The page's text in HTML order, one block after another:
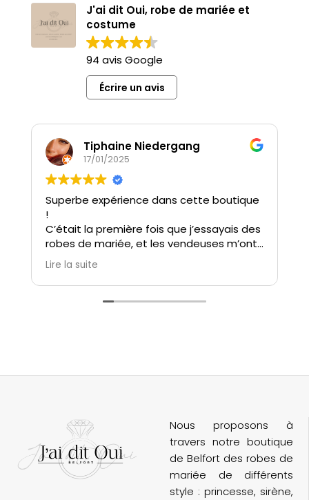
J'ai dit Oui, robe de mariée et
costume
94 avis Google
Écrire un avis
Tiphaine Niedergang
17/01/2025
Superbe expérience dans cette boutique
!
C’était la première fois que j’essayais des
robes de mariée, et les vendeuses m’ont
immédiatement mise à l’aise. Elles ont
été à l’écoute, très patientes, et
incroyablement attentionnées. Grâce à
elles, j’ai vécu un moment unique et
et l’ambiance de la boutique est parfaite
futures mariées !
Lire la suite
Nous proposons à
travers notre boutique
de Belfort des robes de
mariée de différents
style : princesse, sirène,